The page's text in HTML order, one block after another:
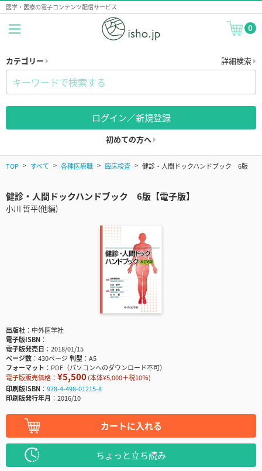
医学・医療の電子コンテンツ配信サービス
0
カテゴリー 詳細検索
ログイン／新規登録
初めての方へ
TOP すべて 各種医療職 臨床検査 健診・人間ドックハンドブック 6版
健診・人間ドックハンドブック 6版【電子版】
小川 哲平(他編)
出版社
中外医学社
電子版ISBN
電子版発売日
2018/01/15
ページ数
430ページ判型
A5
フォーマット
PDF（パソコンへのダウンロード不可）
電子版販売価格： ¥5,500(本体¥5,000＋税10％)
印刷版ISBN
978-4-498-01215-8
印刷版発行年月
2016/10
カートに入れる
ちょっと立ち読み